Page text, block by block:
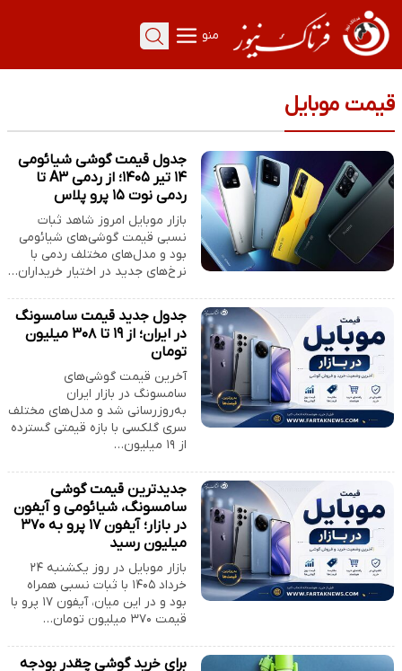
منو
قیمت موبایل
جدول قیمت گوشی شیائومی
۱۴ تیر ۱۴۰۵؛ از ردمی A۳ تا
ردمی نوت ۱۵ پرو پلاس
بازار موبایل امروز شاهد ثبات
نسبی قیمت گوشی‌های شیائومی
بود و مدل‌های مختلف ردمی با
نرخ‌های جدید در اختیار خریداران…
جدول جدید قیمت سامسونگ
در ایران؛ از ۱۹ تا ۳۰۸ میلیون
تومان
آخرین قیمت گوشی‌های
سامسونگ در بازار ایران
به‌روزرسانی شد و مدل‌های مختلف
سری گلکسی با بازه قیمتی گسترده
از ۱۹ میلیون…
جدیدترین قیمت گوشی
سامسونگ، شیائومی و آیفون
در بازار؛ آیفون ۱۷ پرو به ۳۷۰
میلیون رسید
بازار موبایل در روز یکشنبه ۲۴
خرداد ۱۴۰۵ با ثبات نسبی همراه
بود و در این میان، آیفون ۱۷ پرو با
قیمت ۳۷۰ میلیون تومان…
برای خرید گوشی چقدر بودجه